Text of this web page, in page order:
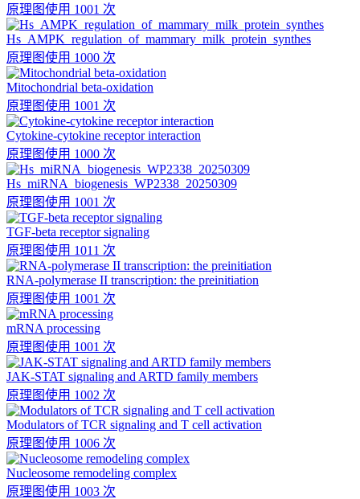
原理图使用 1001 次
Hs_AMPK_regulation_of_mammary_milk_protein_synthes
原理图使用 1000 次
Mitochondrial beta-oxidation
原理图使用 1001 次
Cytokine-cytokine receptor interaction
原理图使用 1000 次
Hs_miRNA_biogenesis_WP2338_20250309
原理图使用 1001 次
TGF-beta receptor signaling
原理图使用 1011 次
RNA-polymerase II transcription: the preinitiation
原理图使用 1001 次
mRNA processing
原理图使用 1001 次
JAK-STAT signaling and ARTD family members
原理图使用 1002 次
Modulators of TCR signaling and T cell activation
原理图使用 1006 次
Nucleosome remodeling complex
原理图使用 1003 次